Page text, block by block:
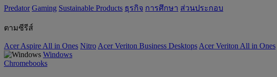
Predator Gaming ‌Sustainable Products ธุรกิจ การศึกษา ส่วนประกอบ
ตามซีรีส์
Acer Aspire All in Ones Nitro Acer Veriton Business Desktops Acer Veriton All in Ones
Windows
Chromebooks